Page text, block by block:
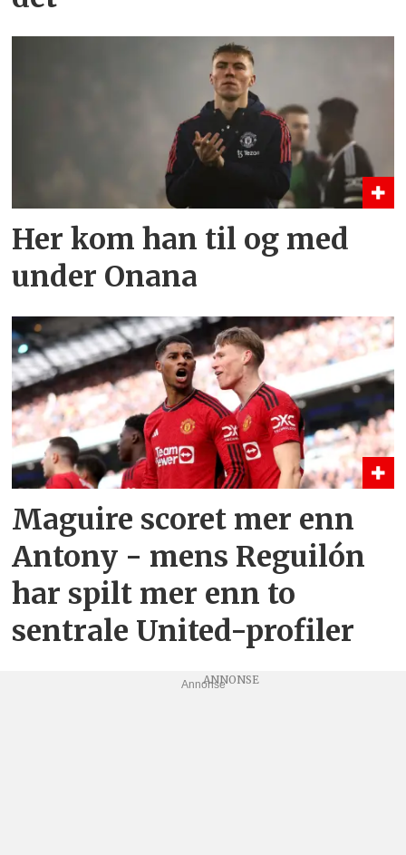
Her kom han til og med
under Onana
Maguire scoret mer enn
Antony - mens Reguilón
har spilt mer enn to
sentrale United-profiler
Annonse